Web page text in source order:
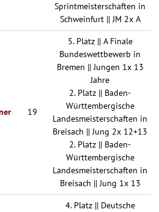
Sprintmeisterschaften in
Schweinfurt || JM 2x A
19
5. Platz || A Finale
Bundeswettbewerb in
Bremen || Jungen 1x 13
Jahre
2. Platz || Baden-
Württembergische
Landesmeisterschaften in
Breisach || Jung 2x 12+13
2. Platz || Baden-
Württembergische
Landesmeisterschaften in
Breisach || Jung 1x 13
4. Platz || Deutsche